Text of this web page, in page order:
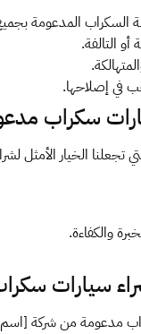
السكراب المدعومة بجميع
التالفة.
في إصلاحها.
سكراب
تجعلنا الخيار الأمثل
والكفاءة.
سيارات
من شركة [اسم